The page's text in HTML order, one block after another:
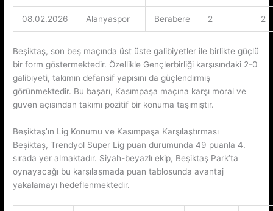
08.02.2026 Alanyaspor Berabere 2 2
Beşiktaş, son beş maçında üst üste galibiyetler ile birlikte güçlü
bir form göstermektedir. Özellikle Gençlerbirliği karşısındaki 2-0
galibiyeti, takımın defansif yapısını da güçlendirmiş
görünmektedir. Bu başarı, Kasımpaşa maçına karşı moral ve
güven açısından takımı pozitif bir konuma taşımıştır.
Beşiktaş’ın Lig Konumu ve Kasımpaşa Karşılaştırması
Beşiktaş, Trendyol Süper Lig puan durumunda 49 puanla 4.
sırada yer almaktadır. Siyah-beyazlı ekip, Beşiktaş Park’ta
oynayacağı bu karşılaşmada puan tablosunda avantaj
yakalamayı hedeflenmektedir.